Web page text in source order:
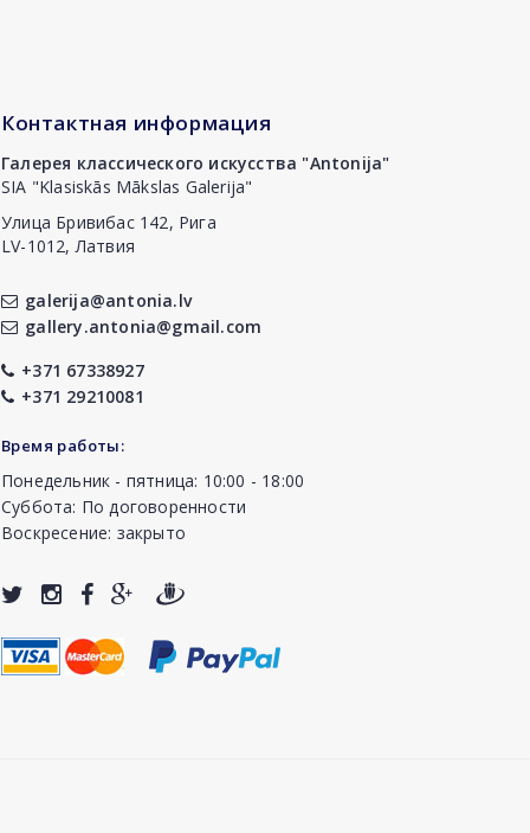
Контактная информация
Галерея классического искусства "Antonija"
SIA "Klasiskās Mākslas Galerija"
Улица Бривибас 142, Рига
LV-1012, Латвия
galerija@antonia.lv
gallery.antonia@gmail.com
+371 67338927
+371 29210081
Время работы:
Понедельник - пятница: 10:00 - 18:00
Суббота: По договоренности
Воскресение: закрыто